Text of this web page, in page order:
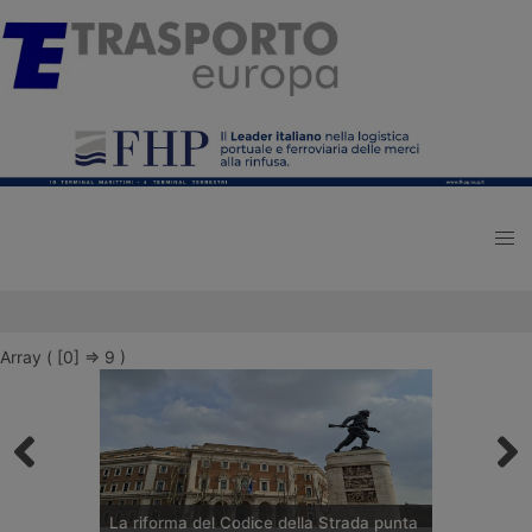
Array ( [0] => 9 )
La riforma del Codice della Strada punta